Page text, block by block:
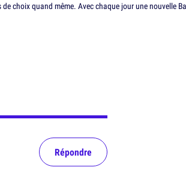
choix quand même. Avec chaque jour une nouvelle
Répondre